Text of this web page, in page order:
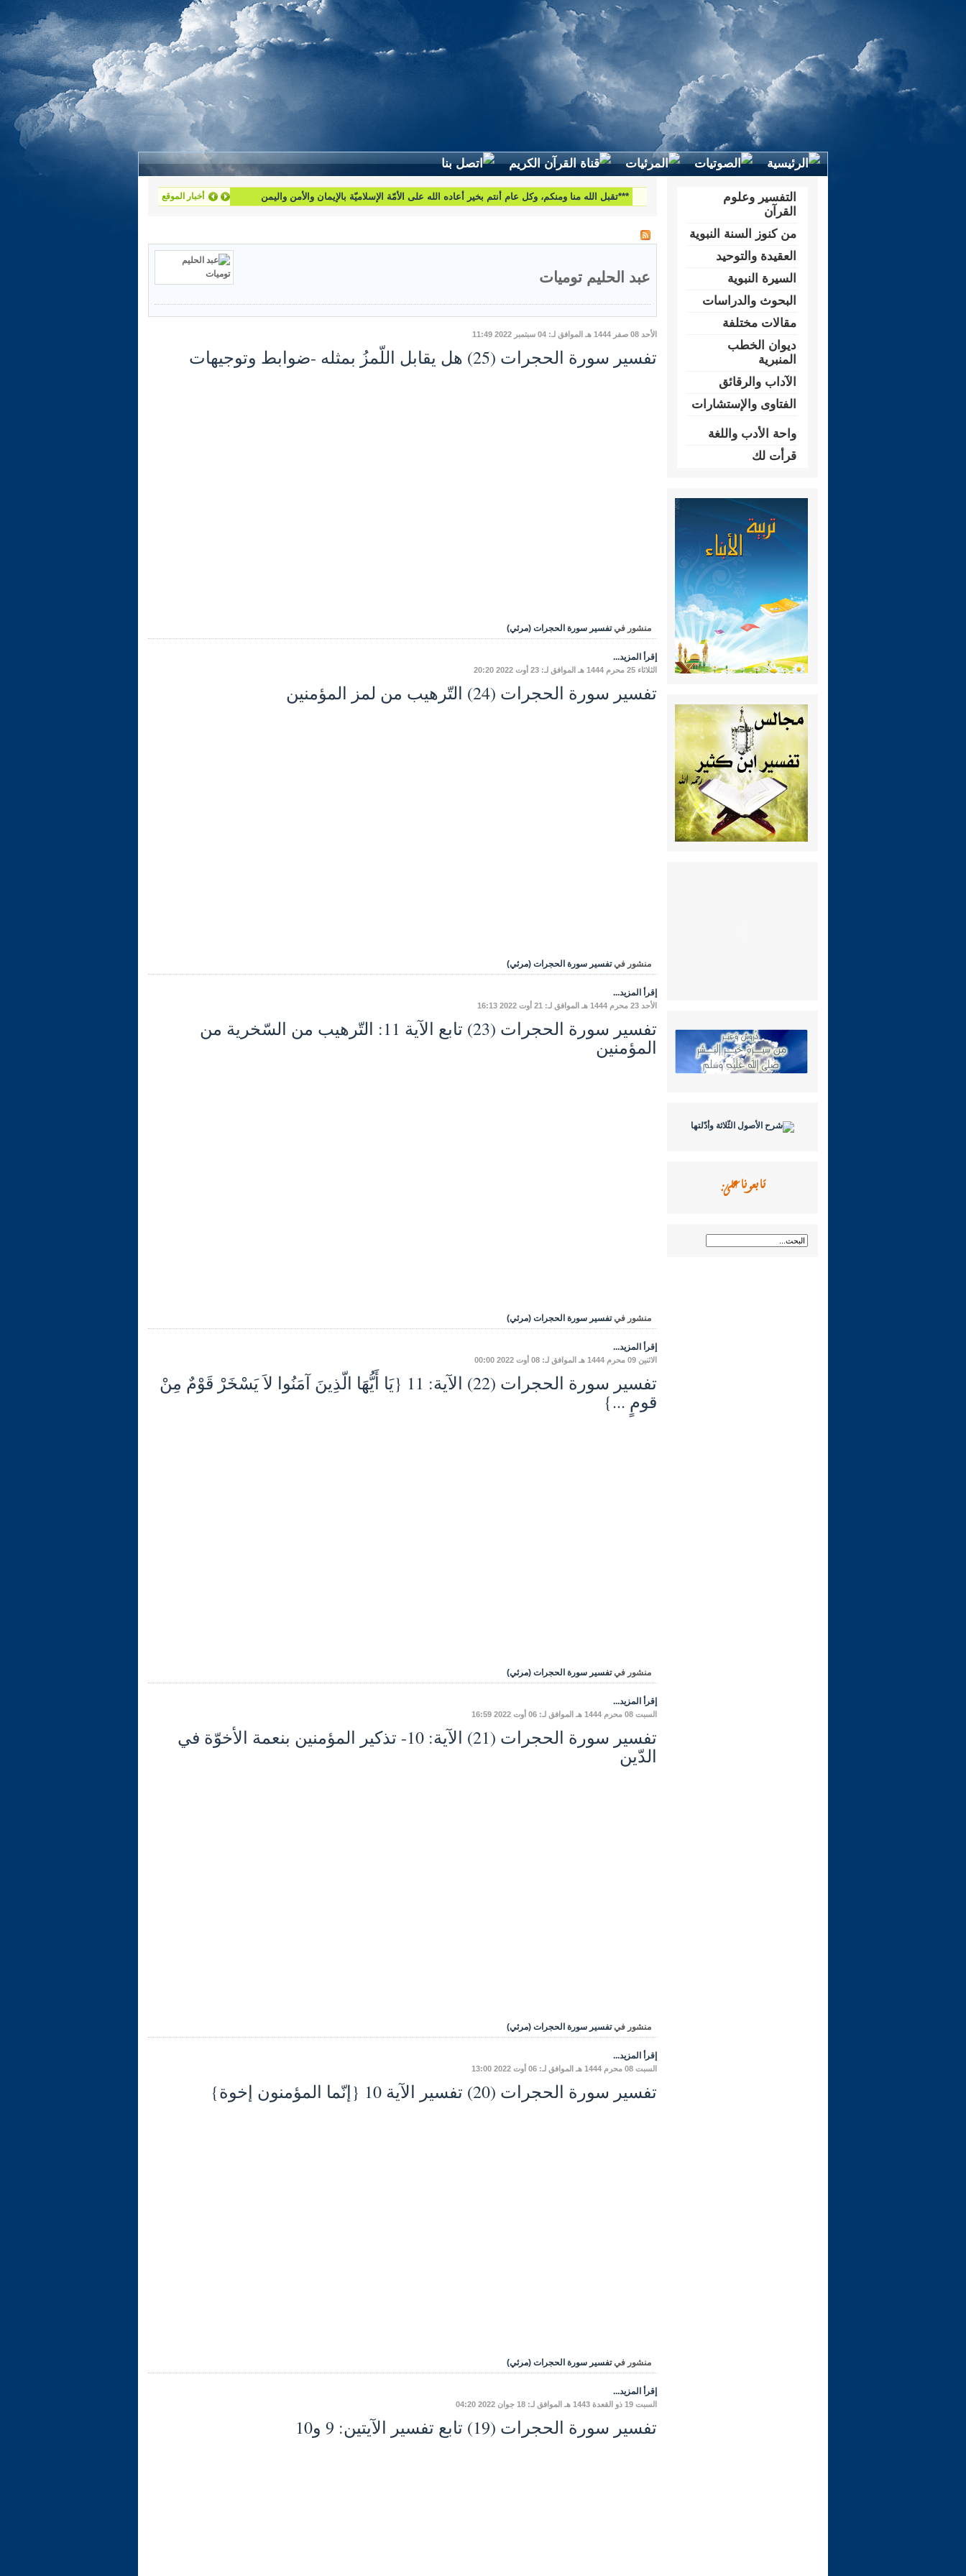
أخبار الموقع
لطرح استفساراتكم وأسئلتكم واقتراحاتكم اتّصلوا بنا على البريد التّالي:
عبد الحليم توميات
الأحد 08 صفر 1444 هـ الموافق لـ: 04 سبتمبر 2022 11:49
تفسير سورة الحجرات (25) هل يقابل اللّمزُ بمثله -ضوابط وتوجيهات
منشور في تفسير سورة الحجرات (مرئي)
إقرأ المزيد...
الثلاثاء 25 محرم 1444 هـ الموافق لـ: 23 أوت 2022 20:20
تفسير سورة الحجرات (24) التّرهيب من لمز المؤمنين
منشور في تفسير سورة الحجرات (مرئي)
إقرأ المزيد...
الأحد 23 محرم 1444 هـ الموافق لـ: 21 أوت 2022 16:13
تفسير سورة الحجرات (23) تابع الآية 11: التّرهيب من السّخرية من
المؤمنين
منشور في تفسير سورة الحجرات (مرئي)
إقرأ المزيد...
الاثنين 09 محرم 1444 هـ الموافق لـ: 08 أوت 2022 00:00
تفسير سورة الحجرات (22) الآية: 11 {يَا أَيُّهَا الّذِينَ آمَنُوا لاَ يَسْخَرْ قَوْمٌ مِنْ
قومٍ ...}
منشور في تفسير سورة الحجرات (مرئي)
إقرأ المزيد...
السبت 08 محرم 1444 هـ الموافق لـ: 06 أوت 2022 16:59
تفسير سورة الحجرات (21) الآية: 10- تذكير المؤمنين بنعمة الأخوّة في
الدّين
منشور في تفسير سورة الحجرات (مرئي)
إقرأ المزيد...
السبت 08 محرم 1444 هـ الموافق لـ: 06 أوت 2022 13:00
تفسير سورة الحجرات (20) تفسير الآية 10 {إنّما المؤمنون إخوة}
منشور في تفسير سورة الحجرات (مرئي)
إقرأ المزيد...
السبت 19 ذو القعدة 1443 هـ الموافق لـ: 18 جوان 2022 04:20
تفسير سورة الحجرات (19) تابع تفسير الآيتين: 9 و10
التفسير وعلوم
القرآن
من كنوز السنة النبوية
العقيدة والتوحيد
السيرة النبوية
البحوث والدراسات
مقالات مختلفة
ديوان الخطب
المنبرية
الآداب والرقائق
الفتاوى والإستشارات
واحة الأدب واللغة
قرأت لك
تابعونا على: